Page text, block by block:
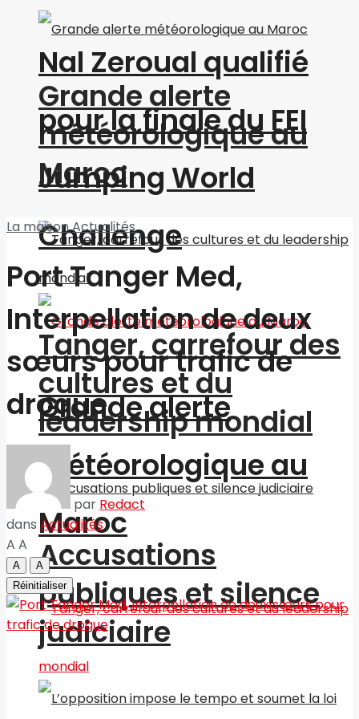
Grande alerte
météorologique au
Maroc
Tanger, carrefour des
cultures et du
leadership mondial
Accusations
publiques et silence
judiciaire
Nal Zeroual qualifié
pour la finale du FEI
Jumping World
Challenge
Grande alerte
météorologique au
Maroc
La maisonActualités
Port Tanger Med,
Interpellation de deux
sœurs pour trafic de
drogue
par Redact
dans Actualités
A A
A
A
Réinitialiser